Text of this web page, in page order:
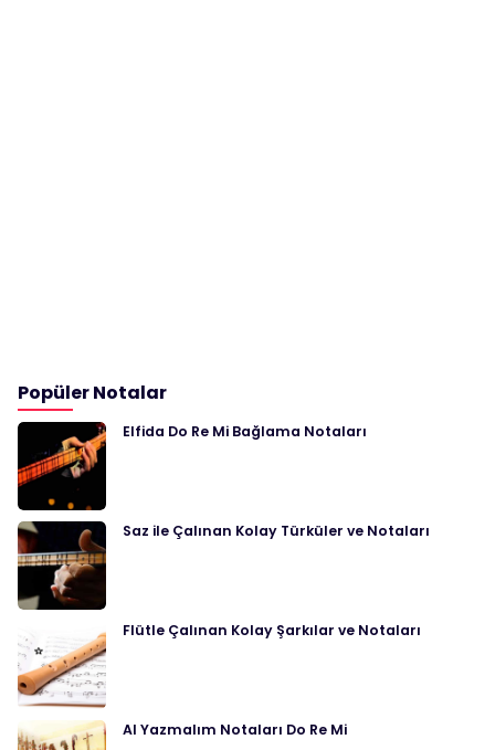
Popüler Notalar
Elfida Do Re Mi Bağlama Notaları
Saz ile Çalınan Kolay Türküler ve Notaları
Flütle Çalınan Kolay Şarkılar ve Notaları
Al Yazmalım Notaları Do Re Mi